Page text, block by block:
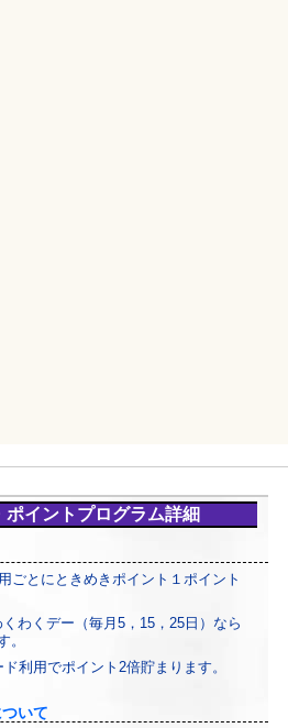
ポイントプログラム詳細
ごとにときめきポイント１ポイント
わくデー（毎月5，15，25日）なら
。
利用でポイント2倍貯まります。
いて